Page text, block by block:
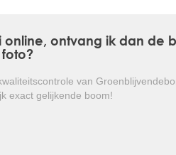
online, ontvang ik dan de
van
exact gelijkende boom!